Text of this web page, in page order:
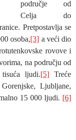
područje od
Celja do
Pretpostavlja se
osoba,[3] a veći dio
rovove i
na području od
ljudi.[5]Treće
Ljubljane,
15 000 ljudi. [6]
PEČOVNIK